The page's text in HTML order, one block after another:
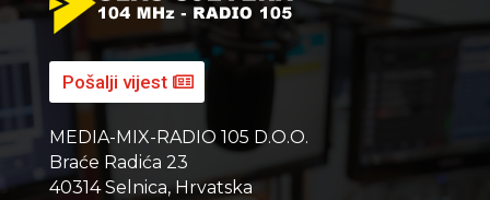
Pošalji vijest
MEDIA-MIX-RADIO 105 D.O.O.
Braće Radića 23
40314 Selnica, Hrvatska